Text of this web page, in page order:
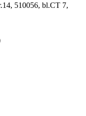
510056, bl.CT 7,